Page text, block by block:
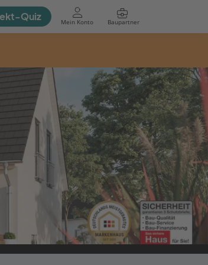
Quiz Mein Konto Baupartner